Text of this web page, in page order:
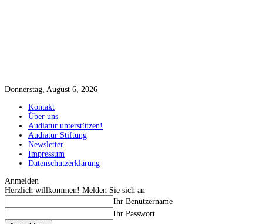
Donnerstag, August 6, 2026
Kontakt
Über uns
Audiatur unterstützen!
Audiatur Stiftung
Newsletter
Impressum
Datenschutzerklärung
Anmelden
Herzlich willkommen! Melden Sie sich an
Ihr Benutzername
Ihr Passwort